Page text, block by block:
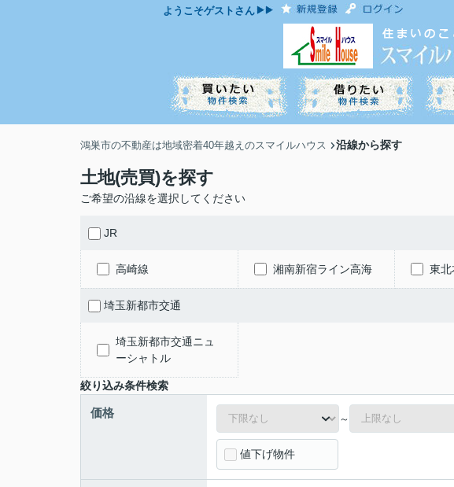
ようこそゲスト さん
鴻巣市の不動産は地域密着40年越えのスマイルハウス 沿線から探す
土地(売買)を探す
ご希望の沿線を選択してください
JR
高崎線 湘南新宿ライン高海 東北
埼玉新都市交通
埼玉新都市交通ニュ
ーシャトル
絞り込み条件検索
価格 ～
値下げ物件